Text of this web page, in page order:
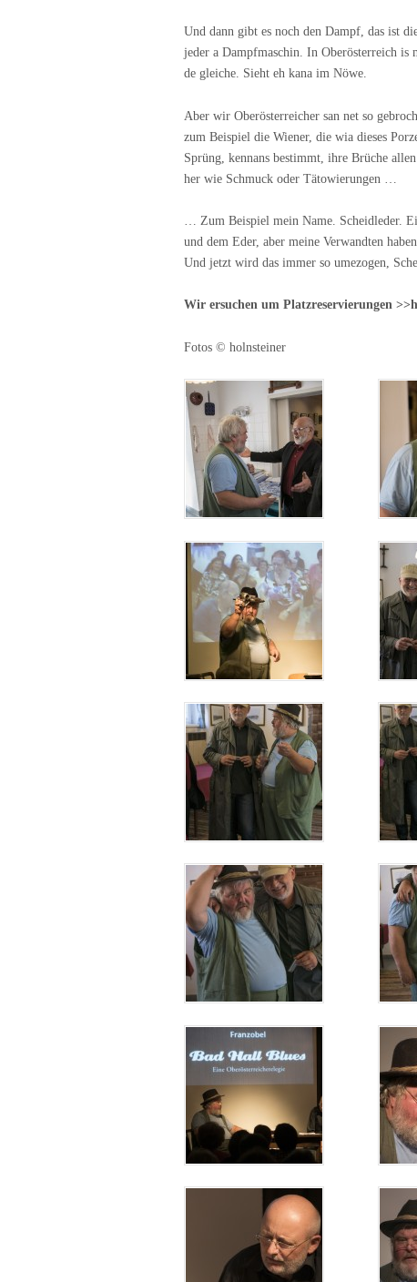
Und dann gibt es noch den Dampf, das ist
jeder a Dampfmaschin. In Oberösterreich is
de gleiche. Sieht eh kana im Nöwe.
Aber wir Oberösterreicher san net so
zum Beispiel die Wiener, die wia dieses
Sprüng, kennans bestimmt, ihre Brüche
her wie Schmuck oder Tätowierungen …
… Zum Beispiel mein Name. Scheidleder.
und dem Eder, aber meine Verwandten
Und jetzt wird das immer so umezogen,
Wir ersuchen um Platzreservierungen
Fotos © holnsteiner